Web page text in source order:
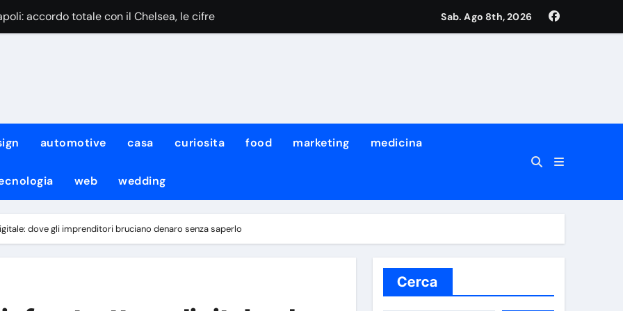
accordo totale con il Chelsea, le cifre
Napoli passa ai Los Angeles Galaxy
Baldini confermato in U21, si cambia in U19
per il mercato: confronto col ds
più impegnativa della Champions, servirà turnover”
Sab. Ago 8th, 2026
automotive casa curiosita food marketing medicina
web wedding
dove gli imprenditori bruciano denaro senza saperlo
Cerca